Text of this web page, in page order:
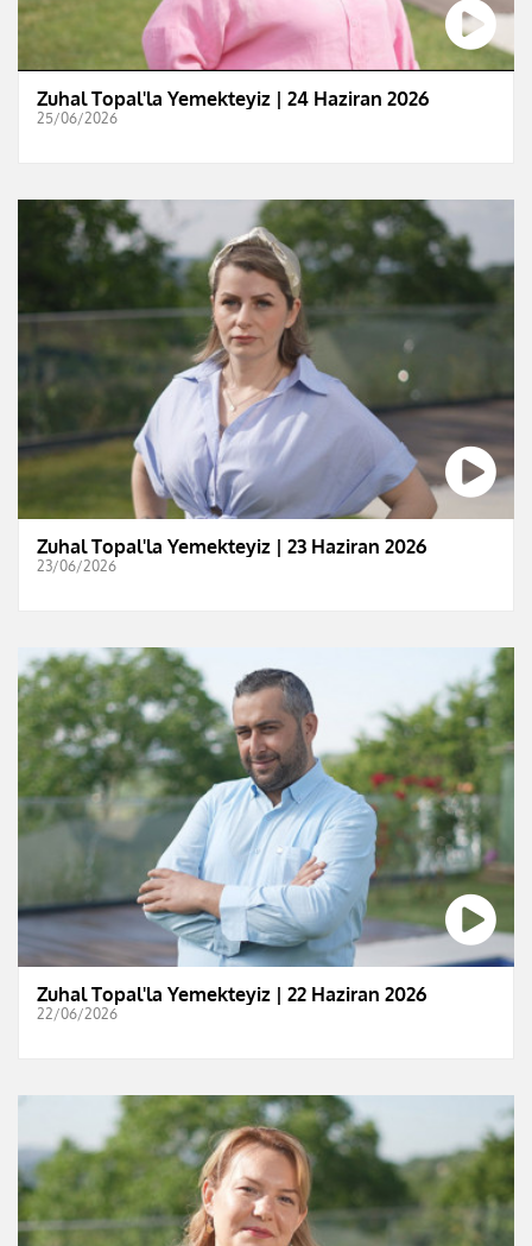
Zuhal Topal'la Yemekteyiz | 24 Haziran 2026
25/06/2026
Zuhal Topal'la Yemekteyiz | 23 Haziran 2026
23/06/2026
Zuhal Topal'la Yemekteyiz | 22 Haziran 2026
22/06/2026